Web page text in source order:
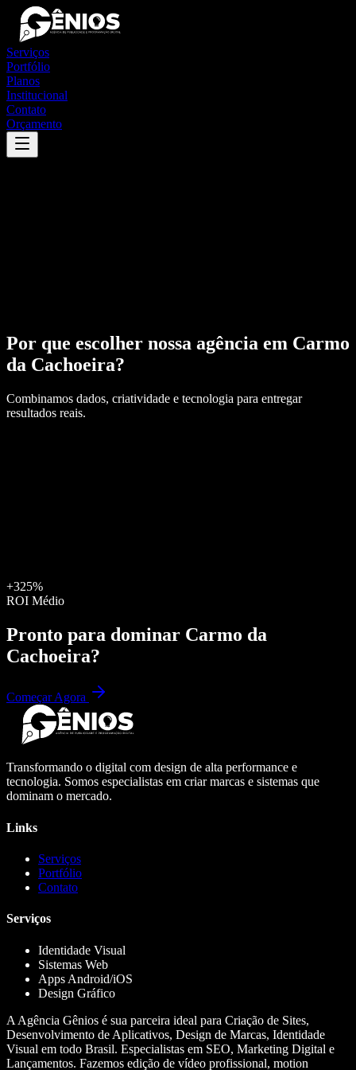
Serviços
Portfólio
Planos
Institucional
Contato
Orçamento
Por que escolher nossa agência em Carmo
da Cachoeira?
Combinamos dados, criatividade e tecnologia para entregar
resultados reais.
+325%
ROI Médio
Pronto para dominar Carmo da
Cachoeira?
Começar Agora
Transformando o digital com design de alta performance e
tecnologia. Somos especialistas em criar marcas e sistemas que
dominam o mercado.
Links
Serviços
Portfólio
Contato
Serviços
Identidade Visual
Sistemas Web
Apps Android/iOS
Design Gráfico
A Agência Gênios é sua parceira ideal para Criação de Sites,
Desenvolvimento de Aplicativos, Design de Marcas, Identidade
Visual em todo Brasil. Especialistas em SEO, Marketing Digital e
Lançamentos. Fazemos edição de vídeo profissional, motion